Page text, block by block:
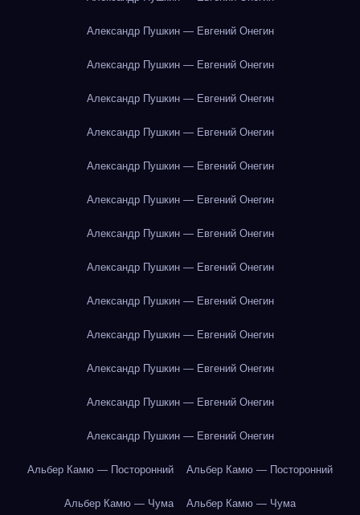
Александр Пушкин — Евгений Онегин
Александр Пушкин — Евгений Онегин
Александр Пушкин — Евгений Онегин
Александр Пушкин — Евгений Онегин
Александр Пушкин — Евгений Онегин
Александр Пушкин — Евгений Онегин
Александр Пушкин — Евгений Онегин
Александр Пушкин — Евгений Онегин
Александр Пушкин — Евгений Онегин
Александр Пушкин — Евгений Онегин
Александр Пушкин — Евгений Онегин
Александр Пушкин — Евгений Онегин
Александр Пушкин — Евгений Онегин
Альбер Камю — Посторонний Альбер Камю — Посторонний
Альбер Камю — Чума Альбер Камю — Чума